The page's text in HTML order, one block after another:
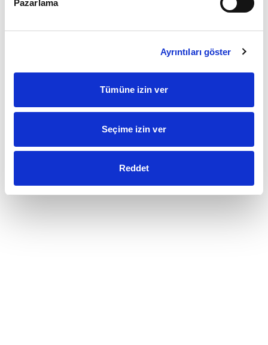
Pazarlama
Ayrıntıları göster
Tümüne izin ver
Seçime izin ver
Reddet